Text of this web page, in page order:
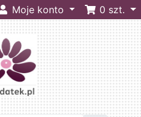
Moje konto 0 szt.